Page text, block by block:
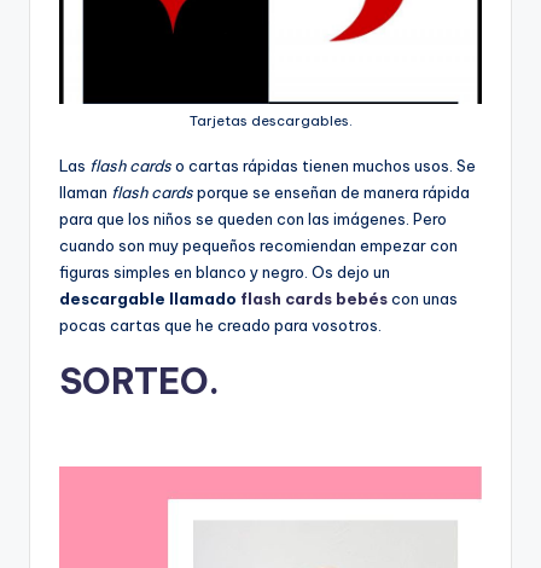
Tarjetas descargables.
Las flash cardso cartas rápidas tienen muchos usos. Se
llaman flash cardsporque se enseñan de manera rápida
para que los niños se queden con las imágenes. Pero
cuando son muy pequeños recomiendan empezar con
figuras simples en blanco y negro. Os dejo un
descargable llamado flash cards bebéscon unas
pocas cartas que he creado para vosotros.
SORTEO.